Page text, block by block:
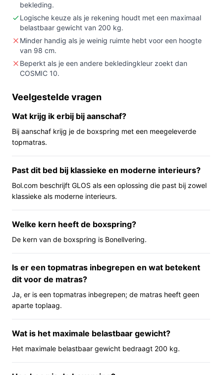
is (de toplaag van de matras staat als ‘Niet van
toepassing’ en het hoofdeind is niet verstelbaar).
Belangrijkste check:controleer of het maximale
belastbare gewicht van 200 kg past bij jullie
gecombineerde gebruikssituatie.
Wat je in de praktijk merkt
In huis zie je een vrij hoog tweepersoonsbed (98 cm),
een boxspring met bonellvering-kern en een
meegeleverde polyether topmatras. Omdat het
productgewicht 130 kg is, vraagt het opzetten enige
fysieke inspanning of hulp bij bezorgen/monteren. Het
hoofdeind is niet verstelbaar, dus je kunt daar geen
hoekinstelling gebruiken voor zitten of lezen.
Wat dit model praktisch oplevert:
Compleet geleverd: boxspring met matras en
topper — direct gebruiksklaar zonder extra
matraskeuze.
Inclusief bedkasten: biedt opbergruimte
geïntegreerd in het bedframe (aangegeven in de
naam van het product).
Hoge opbouw (98 cm): zorgt voor een opvallende
aanwezigheid in de slaapkamer en maakt in- en
voor wie dat prettig vindt.
bekleding.
Logische keuze als je rekening houdt met een maximaal
belastbaar gewicht van 200 kg.
Minder handig als je weinig ruimte hebt voor een hoogte
van 98 cm.
Beperkt als je een andere bekledingkleur zoekt dan
COSMIC 10.
Veelgestelde vragen
Wat krijg ik erbij bij aanschaf?
Bij aanschaf krijg je de boxspring met een meegeleverde
topmatras.
Past dit bed bij klassieke en moderne interieurs?
Bol.com beschrijft GLOS als een oplossing die past bij zowel
klassieke als moderne interieurs.
Welke kern heeft de boxspring?
De kern van de boxspring is Bonellvering.
Is er een topmatras inbegrepen en wat betekent
dit voor de matras?
Ja, er is een topmatras inbegrepen; de matras heeft geen
aparte toplaag.
Wat is het maximale belastbaar gewicht?
Het maximale belastbaar gewicht bedraagt 200 kg.